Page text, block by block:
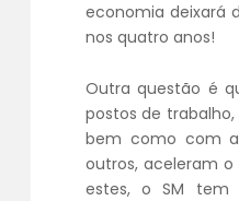
economia deixará
nos quatro anos!
Outra questão é
postos de
bem como com
outros, aceleram
estes, o SM tem